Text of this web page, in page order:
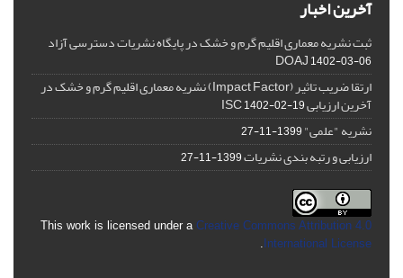
آخرین اخبار
ثبت نشریه معماری اقلیم گرم و خشک در پایگاه نشریات دسترسی آزاد
DOAJ1402-03-06
ارتقا ضریب تاثیر (Impact Factor) نشریه معماری اقلیم گرم و خشک در
آخرین ارزیابی ISC1402-02-19
نشریه "علمی"1399-11-27
ارزیابی و رتبه بندی نشریات1399-11-27
This work is licensed under a Creative Commons Attribution 4.0
International License
.